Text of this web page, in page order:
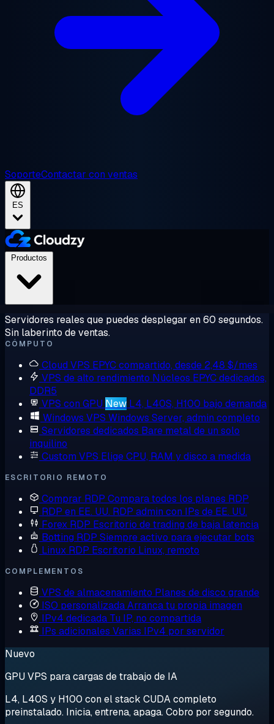
SoporteContactar con ventas
ES
Servidores reales que puedes desplegar en 60 segundos.
Sin laberinto de ventas.
CÓMPUTO
Cloud VPS EPYC compartido, desde 2,48 $/mes
VPS de alto rendimiento Núcleos EPYC dedicados,
DDR5
VPS con GPU New L4, L40S, H100 bajo demanda
Windows VPS Windows Server, admin completo
Servidores dedicados Bare metal de un solo
inquilino
Custom VPS Elige CPU, RAM y disco a medida
ESCRITORIO REMOTO
Comprar RDP Compara todos los planes RDP
RDP en EE. UU. RDP admin con IPs de EE. UU.
Forex RDP Escritorio de trading de baja latencia
Botting RDP Siempre activo para ejecutar bots
Linux RDP Escritorio Linux, remoto
COMPLEMENTOS
VPS de almacenamiento Planes de disco grande
ISO personalizadaArranca tu propia imagen
IPv4 dedicada Tu IP, no compartida
IPs adicionales Varias IPv4 por servidor
Nuevo
GPU VPS para cargas de trabajo de IA
L4, L40S y H100 con el stack CUDA completo
preinstalado. Inicia, entrena, apaga. Cobro por segundo.